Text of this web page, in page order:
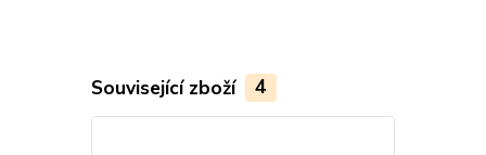
Související zboží 4